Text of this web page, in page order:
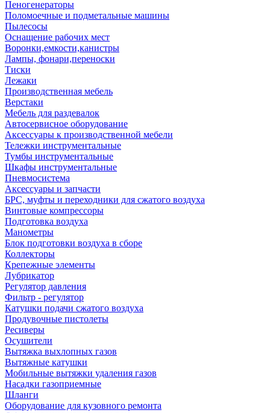
Пеногенераторы
Поломоечные и подметальные машины
Пылесосы
Оснащение рабочих мест
Воронки,емкости,канистры
Лампы, фонари,переноски
Тиски
Лежаки
Производственная мебель
Верстаки
Мебель для раздевалок
Автосервисное оборудование
Аксессуары к производственной мебели
Тележки инструментальные
Тумбы инструментальные
Шкафы инструментальные
Пневмосистема
Аксессуары и запчасти
БРС, муфты и переходники для сжатого воздуха
Винтовые компрессоры
Подготовка воздуха
Манометры
Блок подготовки воздуха в сборе
Коллекторы
Крепежные элементы
Лубрикатор
Регулятор давления
Фильтр - регулятор
Катушки подачи сжатого воздуха
Продувочные пистолеты
Ресиверы
Осушители
Вытяжка выхлопных газов
Вытяжные катушки
Мобильные вытяжки удаления газов
Насадки газоприемные
Шланги
Оборудование для кузовного ремонта